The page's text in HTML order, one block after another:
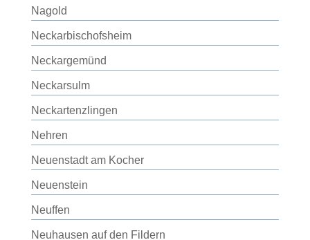
Nagold
Neckarbischofsheim
Neckargemünd
Neckarsulm
Neckartenzlingen
Nehren
Neuenstadt am Kocher
Neuenstein
Neuffen
Neuhausen auf den Fildern